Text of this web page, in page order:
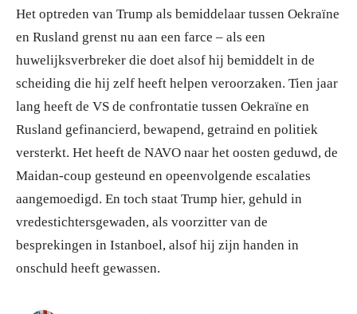
Het optreden van Trump als bemiddelaar tussen Oekraïne
en Rusland grenst nu aan een farce – als een
huwelijksverbreker die doet alsof hij bemiddelt in de
scheiding die hij zelf heeft helpen veroorzaken. Tien jaar
lang heeft de VS de confrontatie tussen Oekraïne en
Rusland gefinancierd, bewapend, getraind en politiek
versterkt. Het heeft de NAVO naar het oosten geduwd, de
Maidan-coup gesteund en opeenvolgende escalaties
aangemoedigd. En toch staat Trump hier, gehuld in
vredestichtersgewaden, als voorzitter van de
besprekingen in Istanboel, alsof hij zijn handen in
onschuld heeft gewassen.